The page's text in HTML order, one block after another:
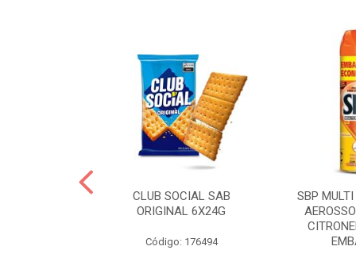
CLUB SOCIAL SAB
ORIGINAL 6X24G
Código: 176494
SBP